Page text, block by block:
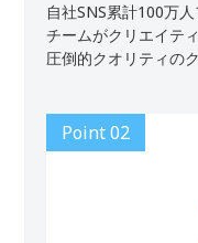
自社SNS累計100万
チームがクリエイテ
圧倒的クオリティの